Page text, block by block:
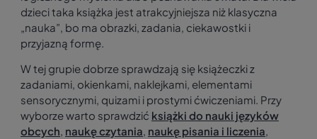
dzieci taka książka jest atrakcyjniejsza niż klasyczna
„nauka”, bo ma obrazki, zadania, ciekawostki i
przyjazną formę.
W tej grupie dobrze sprawdzają się książeczki z
zadaniami, okienkami, naklejkami, elementami
sensorycznymi, quizami i prostymi ćwiczeniami. Przy
wyborze warto sprawdzić książki do nauki języków
obcych, naukę czytania, naukę pisania i liczenia,